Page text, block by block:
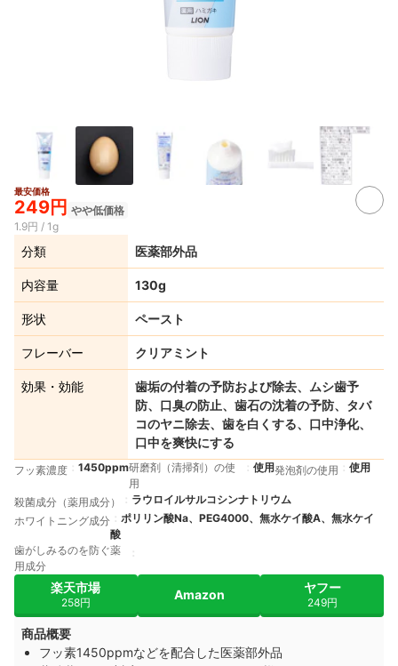
最安価格
249円 やや低価格
1.9円 / 1g
分類 医薬部外品
内容量 130g
形状 ペースト
フレーバー クリアミント
効果・効能
歯垢の付着の予防および除去、ムシ歯予
防、口臭の防止、歯石の沈着の予防、タバ
コのヤニ除去、歯を白くする、口中浄化、
口中を爽快にする
フッ素濃度 1450ppm研磨剤（清掃剤）の使
用
使用発泡剤の使用 使用
殺菌成分（薬用成分）
ラウロイルサルコシンナトリウム
ホワイトニング成分
ポリリン酸Na、PEG4000、無水ケイ酸A、無水ケイ
酸
歯がしみるのを防ぐ薬
用成分
楽天市場
258円
Amazon ヤフー
249円
商品概要
フッ素1450ppmなどを配合した医薬部外品